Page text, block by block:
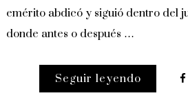
emérito abdicó y siguió dentro del
donde antes o después …
Seguir leyendo